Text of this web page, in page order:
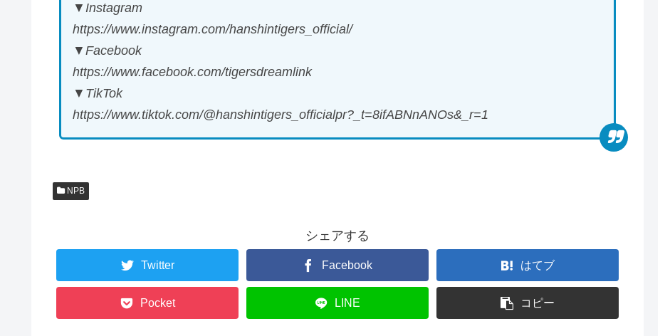
▼Instagram
https://www.instagram.com/hanshintigers_official/
▼Facebook
https://www.facebook.com/tigersdreamlink
▼TikTok
https://www.tiktok.com/@hanshintigers_officialpr?_t=8ifABNnANOs&_r=1
NPB
シェアする
Twitter Facebook はてブ
Pocket LINE コピー